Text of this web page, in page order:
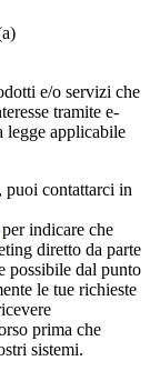
e/o servizi che
tramite e-
legge applicabile
puoi contattarci in
per indicare che
diretto da parte
possibile dal punto
le tue richieste
prima che
sistemi.